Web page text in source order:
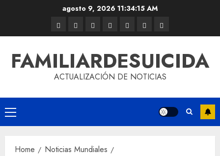
agosto 9, 2026 11:34:15 AM
FAMILIARDESUICIDA
ACTUALIZACIÓN DE NOTICIAS
Home
Noticias Mundiales